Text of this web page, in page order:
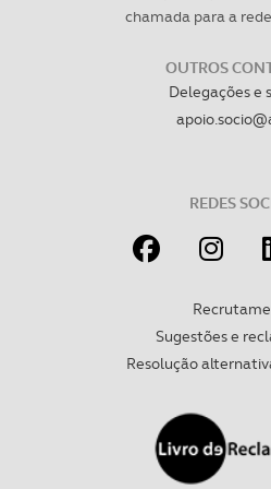
necessário no contexto dos
Realçamos que o bloqueio de
tecnologias similares pode ter
experiência de navegação no
Consulte a política de cookies
chamada para a
OUTROS
Delegações e
REDES
Sugestões e
Resolução